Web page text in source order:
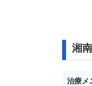
湘
治療メ